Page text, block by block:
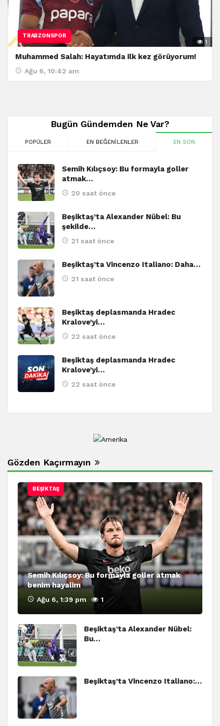
TRABZONSPOR
1
Muhammed Salah: Hayatımda ilk kez görüyorum!
Ağu 6, 10:42 am
Bugün Gündemden Ne Var?
POPÜLER EN BEĞENILENLER EN SON
Semih Kılıçsoy: Bu formayla goller
atmak…
20 saat önce
Beşiktaş’ta Alexander Nübel: Bu
şekilde…
21 saat önce
Beşiktaş’ta Vincenzo Italiano: Daha…
21 saat önce
Beşiktaş deplasmanda Hradec
Kralove’yi…
22 saat önce
Beşiktaş deplasmanda Hradec
Kralove’yi…
22 saat önce
Gözden Kaçırmayın
BEŞIKTAŞ
Semih Kılıçsoy: Bu formayla goller atmak
benim hayalim
Ağu 6, 1:39 pm 1
Beşiktaş’ta Alexander Nübel:
Bu…
Beşiktaş’ta Vincenzo Italiano:…